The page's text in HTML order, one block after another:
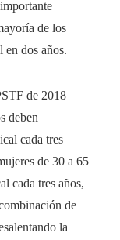
de los
en dos años.
de 2018
deben
cada tres
de 30 a 65
cada tres años,
de
la